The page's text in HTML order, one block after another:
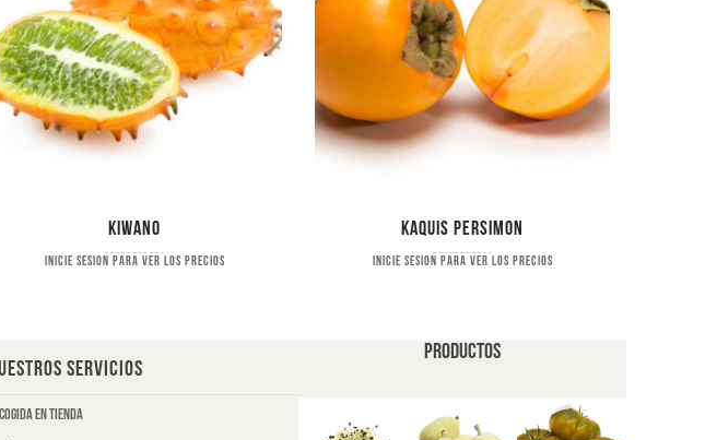
Kiwano
Inicie sesion para ver los precios
Kaquis persimon
Inicie sesion para ver los precios
SERVICIOS
en tienda
PRODUCTOS